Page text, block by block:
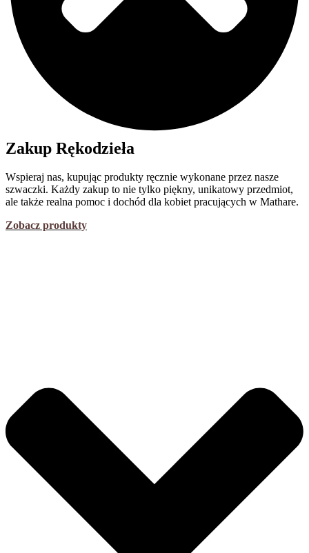
Zakup Rękodzieła
Wspieraj nas, kupując produkty ręcznie wykonane przez nasze
szwaczki. Każdy zakup to nie tylko piękny, unikatowy przedmiot,
ale także realna pomoc i dochód dla kobiet pracujących w Mathare.
Zobacz produkty